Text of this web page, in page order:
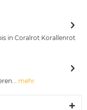
in Coralrot Korallenrot
mehr